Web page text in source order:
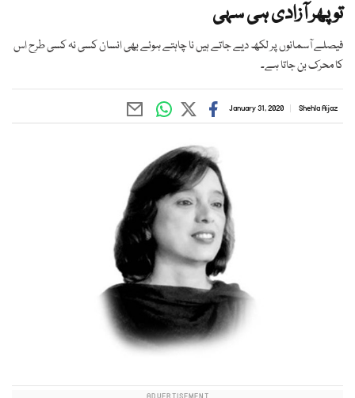
تو پھر آزادی ہی سہی
فیصلے آسمانوں پر لکھ دیے جاتے ہیں نا چاہتے ہوئے بھی انسان کسی نہ کسی طرح اس
کا محرک بن جاتا ہے۔
Shehla Aijaz
January 31, 2020